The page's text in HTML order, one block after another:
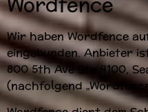
Wir haben Wordfence
eingebunden. Anbieter
800 5th Ave Ste 4100,
(nachfolgend